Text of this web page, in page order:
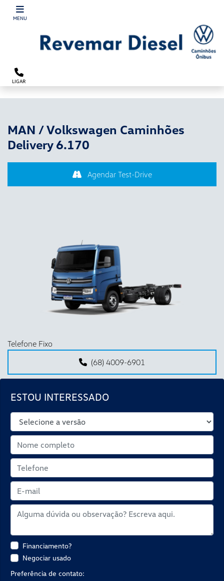
MENU
LIGAR
MAN / Volkswagen Caminhões
Delivery 6.170
Agendar Test-Drive
ESTOU INTERESSADO
Financiamento?
Negociar usado
Preferência de contato:
Telefone Fixo
(68) 4009-6901